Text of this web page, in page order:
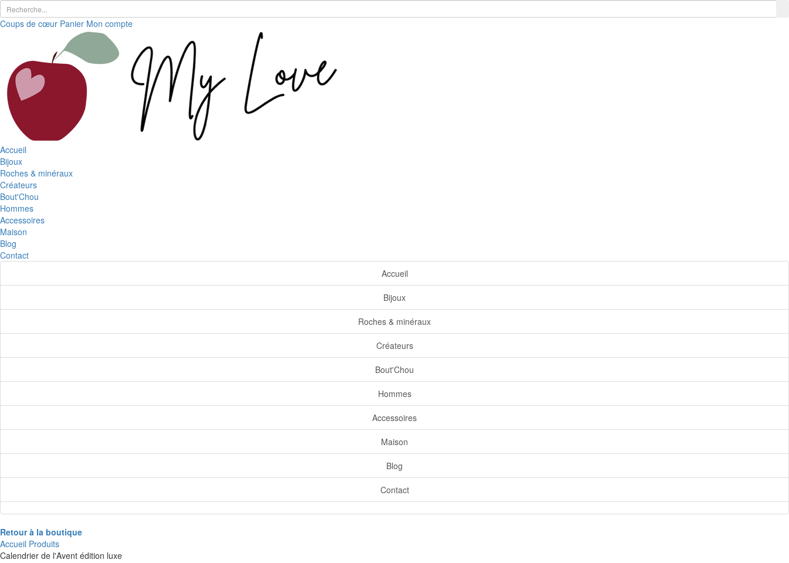
Coups de cœur Panier Mon compte
Accueil
Bijoux
Roches & minéraux
Créateurs
Bout'Chou
Hommes
Accessoires
Maison
Blog
Contact
Accueil
Bijoux
Roches & minéraux
Créateurs
Bout'Chou
Hommes
Accessoires
Maison
Blog
Contact
Retour à la boutique
Accueil Produits
Calendrier de l'Avent édition luxe